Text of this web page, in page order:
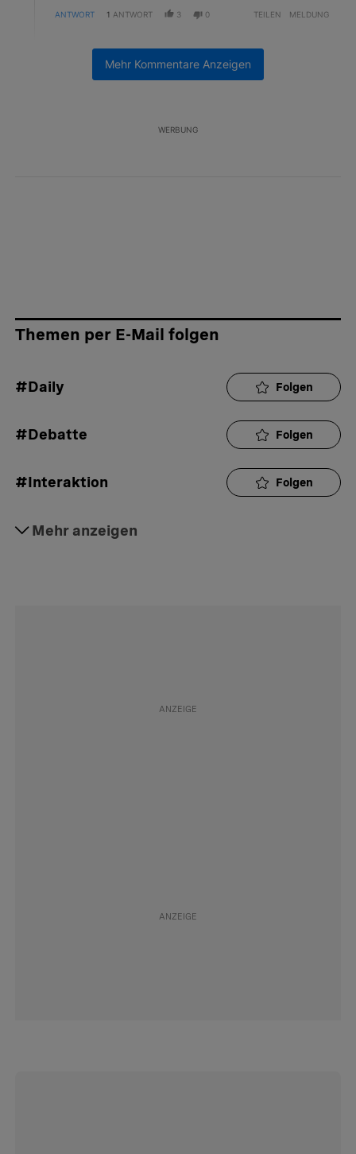
Mehr Kommentare Anzeigen
ANTWORT 1 ANTWORT 3 0 TEILEN MELDUNG
Lena Berger
Antworten aufElvezio Mantegani
WERBUNG
Themen per E-Mail folgen
#Daily Folgen
#Debatte Folgen
#Interaktion Folgen
Mehr anzeigen
#Gesellschaft